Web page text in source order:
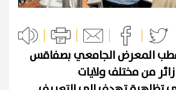
المعرض الجامعي بصفاقس
35 ألف زائر من مختلف ولايات